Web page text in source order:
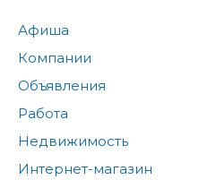
Афиша
Компании
Объявления
Работа
Недвижимость
Интернет-магазин